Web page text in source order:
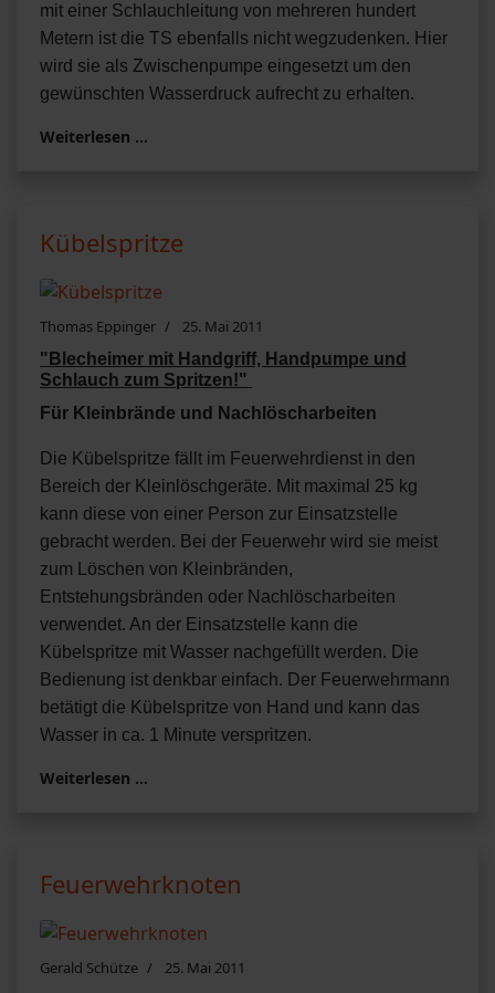
mit einer Schlauchleitung von mehreren hundert
Metern ist die TS ebenfalls nicht wegzudenken. Hier
wird sie als Zwischenpumpe eingesetzt um den
gewünschten Wasserdruck aufrecht zu erhalten.
Weiterlesen …
Kübelspritze
Thomas Eppinger 25. Mai 2011
"Blecheimer mit Handgriff, Handpumpe und
Schlauch zum Spritzen!"
Für Kleinbrände und Nachlöscharbeiten
Die Kübelspritze fällt im Feuerwehrdienst in den
Bereich der Kleinlöschgeräte. Mit maximal 25 kg
kann diese von einer Person zur Einsatzstelle
gebracht werden. Bei der Feuerwehr wird sie meist
zum Löschen von Kleinbränden,
Entstehungsbränden oder Nachlöscharbeiten
verwendet. An der Einsatzstelle kann die
Kübelspritze mit Wasser nachgefüllt werden. Die
Bedienung ist denkbar einfach. Der Feuerwehrmann
betätigt die Kübelspritze von Hand und kann das
Wasser in ca. 1 Minute verspritzen.
Weiterlesen …
Feuerwehrknoten
Gerald Schütze 25. Mai 2011